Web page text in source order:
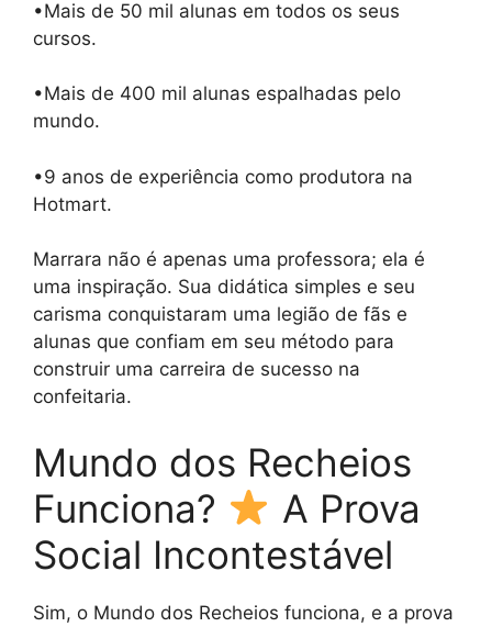
•Mais de 50 mil alunas em todos os seus
cursos.
•Mais de 400 mil alunas espalhadas pelo
mundo.
•9 anos de experiência como produtora na
Hotmart.
Marrara não é apenas uma professora; ela é
uma inspiração. Sua didática simples e seu
carisma conquistaram uma legião de fãs e
alunas que confiam em seu método para
construir uma carreira de sucesso na
confeitaria.
Mundo dos Recheios
Funciona?
A Prova
Social Incontestável
Sim, o Mundo dos Recheios funciona, e a prova